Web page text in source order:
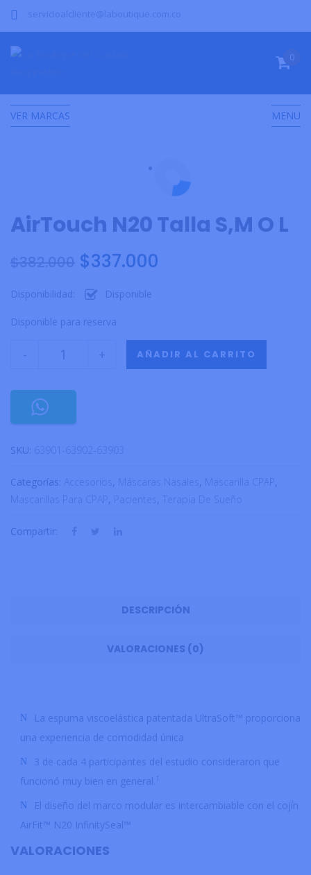
servicioalcliente@laboutique.com.co
0
VER MARCAS MENU
AirTouch N20 Talla S,M O L
$382.000 $337.000
Disponibilidad: Disponible
Disponible para reserva
+
- AÑADIR AL CARRITO
SKU: 63901-63902-63903
Categorías: Accesorios, Máscaras Nasales, Mascarilla CPAP ,
Mascarillas Para CPAP , Pacientes, Terapia De Sueño
Compartir:
DESCRIPCIÓN
VALORACIONES (0)
La espuma viscoelástica patentada UltraSoft™ proporciona
una experiencia de comodidad única
3 de cada 4 participantes del estudio consideraron que
funcionó muy bien en general. 1
El diseño del marco modular es intercambiable con el cojín
AirFit™ N20 InfinitySeal™
VALORACIONES